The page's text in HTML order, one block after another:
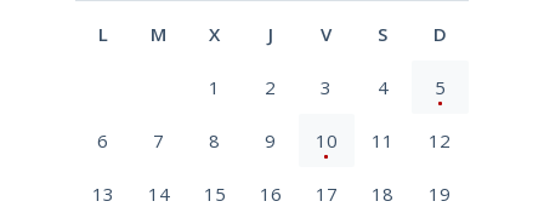
L M X J V S D
1 2 3 4 5
6 7 8 9 10 11 12
13 14 15 16 17 18 19